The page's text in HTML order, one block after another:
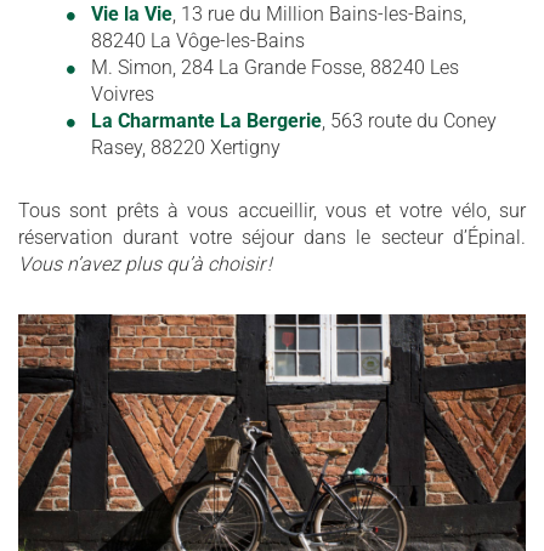
Vie la Vie, 13 rue du Million Bains-les-Bains,
88240 La Vôge-les-Bains
M. Simon, 284 La Grande Fosse, 88240 Les
Voivres
La Charmante La Bergerie, 563 route du Coney
Rasey, 88220 Xertigny
Tous sont prêts à vous accueillir, vous et votre vélo, sur
réservation durant votre séjour dans le secteur d’Épinal.
Vous n’avez plus qu’à choisir !